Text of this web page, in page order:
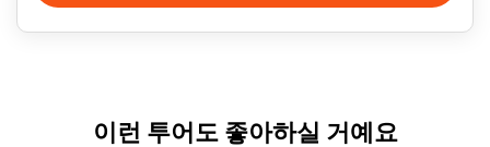
이런 투어도 좋아하실 거예요